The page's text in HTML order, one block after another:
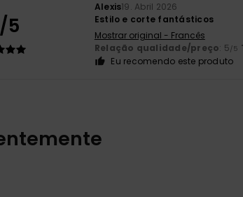
/5
Alexis19. Abril 2026
Estilo e corte fantásticos
Mostrar original - Francês
Relação qualidade/preço: 5/5
Eu recomendo este produto